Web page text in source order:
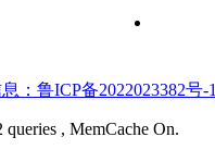
：鲁ICP备2022023382号-1
queries , MemCache On.